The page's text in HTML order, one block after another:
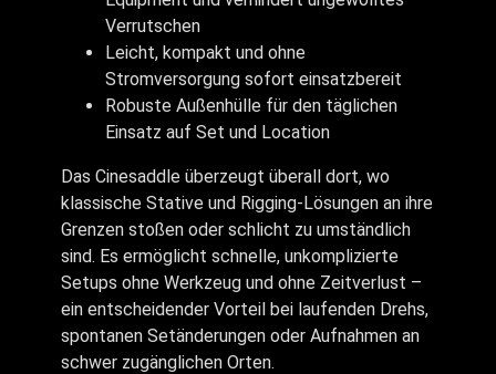
Verrutschen
Leicht, kompakt und ohne
Stromversorgung sofort einsatzbereit
Robuste Außenhülle für den täglichen
Einsatz auf Set und Location
Das Cinesaddle überzeugt überall dort, wo
klassische Stative und Rigging-Lösungen an ihre
Grenzen stoßen oder schlicht zu umständlich
sind. Es ermöglicht schnelle, unkomplizierte
Setups ohne Werkzeug und ohne Zeitverlust –
ein entscheidender Vorteil bei laufenden Drehs,
spontanen Setänderungen oder Aufnahmen an
schwer zugänglichen Orten.